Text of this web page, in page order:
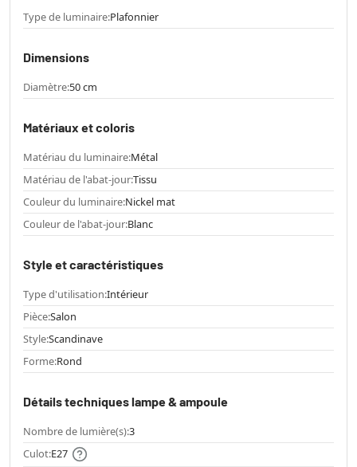
Type de luminaire:Plafonnier
Dimensions
Diamètre:50 cm
Matériaux et coloris
Matériau du luminaire:Métal
Matériau de l'abat-jour:Tissu
Couleur du luminaire:Nickel mat
Couleur de l'abat-jour:Blanc
Style et caractéristiques
Type d'utilisation:Intérieur
Pièce:Salon
Style:Scandinave
Forme:Rond
Détails techniques lampe & ampoule
Nombre de lumière(s):3
Culot:E27